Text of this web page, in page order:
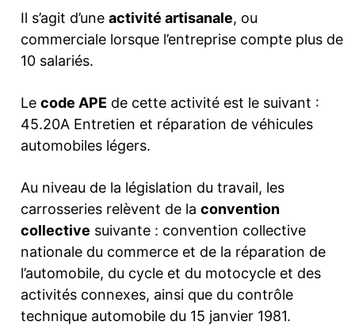
Il s’agit d’une activité artisanale, ou
commerciale lorsque l’entreprise compte plus de
10 salariés.
Le code APE de cette activité est le suivant :
45.20A Entretien et réparation de véhicules
automobiles légers.
Au niveau de la législation du travail, les
carrosseries relèvent de la convention
collective suivante : convention collective
nationale du commerce et de la réparation de
l’automobile, du cycle et du motocycle et des
activités connexes, ainsi que du contrôle
technique automobile du 15 janvier 1981.